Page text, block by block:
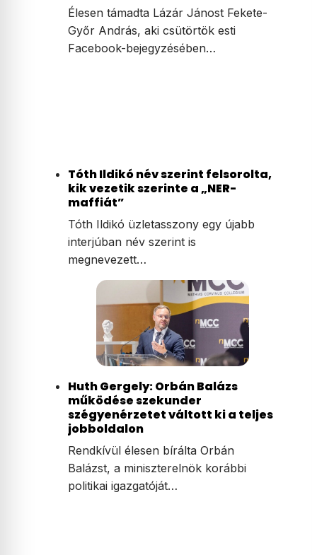
Élesen támadta Lázár Jánost Fekete-
Győr András, aki csütörtök esti
Facebook-bejegyzésében…
Tóth Ildikó név szerint felsorolta,
kik vezetik szerinte a „NER-
maffiát”
Tóth Ildikó üzletasszony egy újabb
interjúban név szerint is
megnevezett…
Huth Gergely: Orbán Balázs
működése szekunder
szégyenérzetet váltott ki a teljes
jobboldalon
Rendkívül élesen bírálta Orbán
Balázst, a miniszterelnök korábbi
politikai igazgatóját…